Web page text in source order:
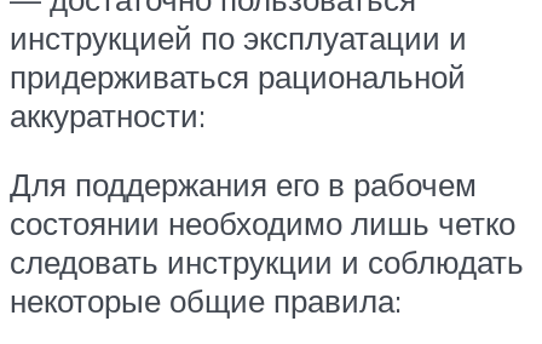
инструкцией по эксплуатации и
придерживаться рациональной
аккуратности:
Для поддержания его в рабочем
состоянии необходимо лишь четко
следовать инструкции и соблюдать
некоторые общие правила: